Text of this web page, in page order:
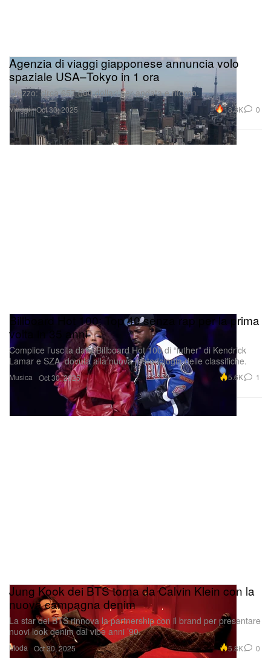
Viaggi
Agenzia di viaggi giapponese annuncia volo
spaziale USA–Tokyo in 1 ora
Prezzo: circa 657.000 dollari per andata e ritorno.
Oct 30, 2025 18.8K 0
Musica
Billboard Hot 100: Top 40 senza rap per la prima
volta in 35 anni
Complice l’uscita dalla Billboard Hot 100 di “luther” di Kendrick
Lamar e SZA, dovuta alla nuova metodologia delle classifiche.
Oct 30, 2025 5.6K 1
Moda
Jung Kook dei BTS torna da Calvin Klein con la
nuova campagna denim
La star dei BTS rinnova la partnership con il brand per presentare
nuovi look denim dal vibe anni ’90.
Oct 30, 2025 5.8K 0